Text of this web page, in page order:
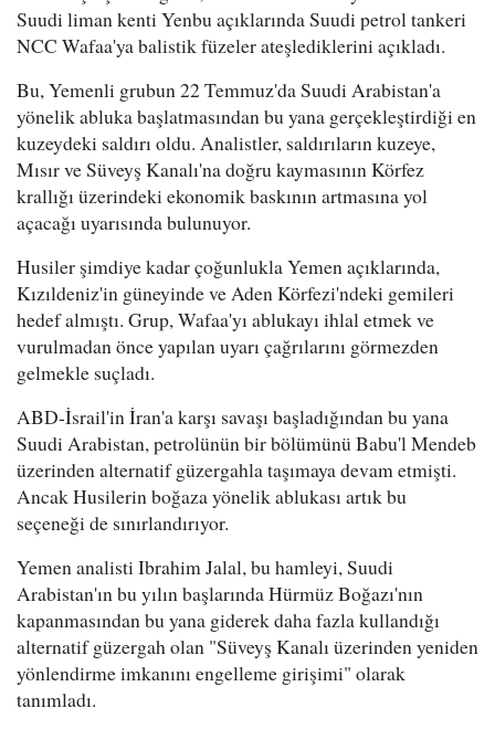
Suudi liman kenti Yenbu açıklarında Suudi petrol tankeri
NCC Wafaa'ya balistik füzeler ateşlediklerini açıkladı.
Bu, Yemenli grubun 22 Temmuz'da Suudi Arabistan'a
yönelik abluka başlatmasından bu yana gerçekleştirdiği en
kuzeydeki saldırı oldu. Analistler, saldırıların kuzeye,
Mısır ve Süveyş Kanalı'na doğru kaymasının Körfez
krallığı üzerindeki ekonomik baskının artmasına yol
açacağı uyarısında bulunuyor.
Husiler şimdiye kadar çoğunlukla Yemen açıklarında,
Kızıldeniz'in güneyinde ve Aden Körfezi'ndeki gemileri
hedef almıştı. Grup, Wafaa'yı ablukayı ihlal etmek ve
vurulmadan önce yapılan uyarı çağrılarını görmezden
gelmekle suçladı.
ABD-İsrail'in İran'a karşı savaşı başladığından bu yana
Suudi Arabistan, petrolünün bir bölümünü Babu'l Mendeb
üzerinden alternatif güzergahla taşımaya devam etmişti.
Ancak Husilerin boğaza yönelik ablukası artık bu
seçeneği de sınırlandırıyor.
Yemen analisti Ibrahim Jalal, bu hamleyi, Suudi
Arabistan'ın bu yılın başlarında Hürmüz Boğazı'nın
kapanmasından bu yana giderek daha fazla kullandığı
alternatif güzergah olan "Süveyş Kanalı üzerinden yeniden
yönlendirme imkanını engelleme girişimi" olarak
tanımladı.